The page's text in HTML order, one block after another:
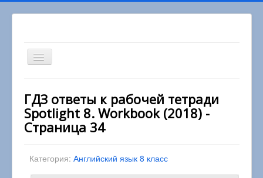
Включить/
выключить
Вы здесь:
8 класс
Английский язык 8 класс
ГДЗ ответы к рабочей тетради Spotlight 8.
Workbook (2018)
ГДЗ ответы к рабочей тетради
Spotlight 8. Workbook (2018) -
Страница 34
Категория: Английский язык 8 класс